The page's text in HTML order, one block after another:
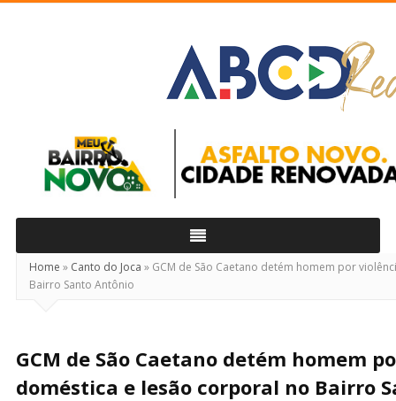
Real
Home » Canto do Joca » GCM de São Caetano detém homem por
Bairro Santo Antônio
GCM de São Caetano detém homem
doméstica e lesão corporal no Bairro